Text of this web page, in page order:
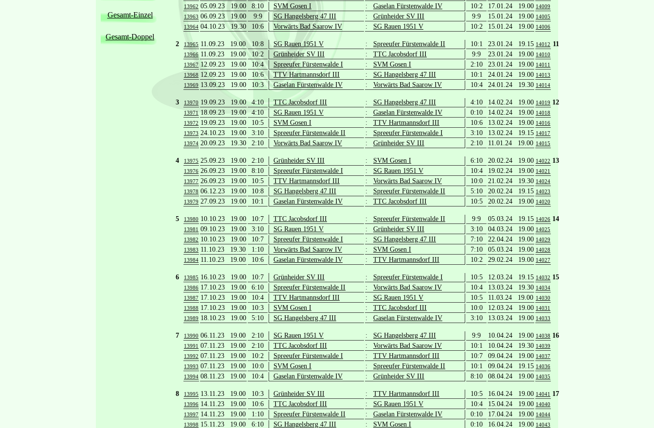
Gesamt-Einzel
Gesamt-Doppel
13962 05.09.23 19.00 8:10 SVM Gosen I : Gaselan Fürstenwalde IV 10:2 17.01.24 19.00 14009
13963 06.09.23 19.00 9:9 SG Hangelsberg 47 III : Grünheider SV III 9:9 15.01.24 19.00 14005
13964 04.10.23 19.30 10:6 Vorwärts Bad Saarow IV : SG Rauen 1951 V 10:2 15.01.24 19.00 14006
2 13965 11.09.23 19.00 10:8 SG Rauen 1951 V : Spreeufer Fürstenwalde II 10:1 23.01.24 19.15 14012 11
13966 11.09.23 19.00 10:2 Grünheider SV III : TTC Jacobsdorf III 9:9 23.01.24 19.00 14010
13967 12.09.23 19.00 10:4 Spreeufer Fürstenwalde I : SVM Gosen I 2:10 23.01.24 19.00 14011
13968 12.09.23 19.00 10:6 TTV Hartmannsdorf III : SG Hangelsberg 47 III 10:1 24.01.24 19.00 14013
13969 13.09.23 19.00 10:3 Gaselan Fürstenwalde IV : Vorwärts Bad Saarow IV 10:4 24.01.24 19.30 14014
3 13970 19.09.23 19.00 4:10 TTC Jacobsdorf III : SG Hangelsberg 47 III 4:10 14.02.24 19.00 14019 12
13971 18.09.23 19.00 4:10 SG Rauen 1951 V : Gaselan Fürstenwalde IV 0:10 14.02.24 19.00 14018
13972 19.09.23 19.00 10:5 SVM Gosen I : TTV Hartmannsdorf III 10:6 13.02.24 19.00 14016
13973 24.10.23 19.00 3:10 Spreeufer Fürstenwalde II : Spreeufer Fürstenwalde I 3:10 13.02.24 19.15 14017
13974 20.09.23 19.30 2:10 Vorwärts Bad Saarow IV : Grünheider SV III 2:10 11.01.24 19.00 14015
4 13975 25.09.23 19.00 2:10 Grünheider SV III : SVM Gosen I 6:10 20.02.24 19.00 14022 13
13976 26.09.23 19.00 8:10 Spreeufer Fürstenwalde I : SG Rauen 1951 V 10:4 19.02.24 19.00 14021
13977 26.09.23 19.00 10:5 TTV Hartmannsdorf III : Vorwärts Bad Saarow IV 10:0 21.02.24 19.30 14024
13978 06.12.23 19.00 10:8 SG Hangelsberg 47 III : Spreeufer Fürstenwalde II 5:10 20.02.24 19.15 14023
13979 27.09.23 19.00 10:1 Gaselan Fürstenwalde IV : TTC Jacobsdorf III 10:5 20.02.24 19.00 14020
5 13980 10.10.23 19.00 10:7 TTC Jacobsdorf III : Spreeufer Fürstenwalde II 9:9 05.03.24 19.15 14026 14
13981 09.10.23 19.00 3:10 SG Rauen 1951 V : Grünheider SV III 3:10 04.03.24 19.00 14025
13982 10.10.23 19.00 10:7 Spreeufer Fürstenwalde I : SG Hangelsberg 47 III 7:10 22.04.24 19.00 14029
13983 11.10.23 19.30 1:10 Vorwärts Bad Saarow IV : SVM Gosen I 7:10 05.03.24 19.00 14028
13984 11.10.23 19.00 10:6 Gaselan Fürstenwalde IV : TTV Hartmannsdorf III 10:2 29.02.24 19.00 14027
6 13985 16.10.23 19.00 10:7 Grünheider SV III : Spreeufer Fürstenwalde I 10:5 12.03.24 19.15 14032 15
13986 17.10.23 19.00 6:10 Spreeufer Fürstenwalde II : Vorwärts Bad Saarow IV 10:4 13.03.24 19.30 14034
13987 17.10.23 19.00 10:4 TTV Hartmannsdorf III : SG Rauen 1951 V 10:5 11.03.24 19.00 14030
13988 17.10.23 19.00 10:3 SVM Gosen I : TTC Jacobsdorf III 10:0 12.03.24 19.00 14031
13989 18.10.23 19.00 5:10 SG Hangelsberg 47 III : Gaselan Fürstenwalde IV 3:10 13.03.24 19.00 14033
7 13990 06.11.23 19.00 2:10 SG Rauen 1951 V : SG Hangelsberg 47 III 9:9 10.04.24 19.00 14038 16
13991 07.11.23 19.00 2:10 TTC Jacobsdorf III : Vorwärts Bad Saarow IV 10:1 10.04.24 19.30 14039
13992 07.11.23 19.00 10:2 Spreeufer Fürstenwalde I : TTV Hartmannsdorf III 10:7 09.04.24 19.00 14037
13993 07.11.23 19.00 10:0 SVM Gosen I : Spreeufer Fürstenwalde II 10:1 09.04.24 19.15 14036
13994 08.11.23 19.00 10:4 Gaselan Fürstenwalde IV : Grünheider SV III 8:10 08.04.24 19.00 14035
8 13995 13.11.23 19.00 10:3 Grünheider SV III : TTV Hartmannsdorf III 10:5 16.04.24 19.00 14041 17
13996 14.11.23 19.00 10:6 TTC Jacobsdorf III : SG Rauen 1951 V 10:4 15.04.24 19.00 14040
13997 14.11.23 19.00 1:10 Spreeufer Fürstenwalde II : Gaselan Fürstenwalde IV 0:10 17.04.24 19.00 14044
13998 15.11.23 19.00 6:10 SG Hangelsberg 47 III : SVM Gosen I 0:10 16.04.24 19.00 14043